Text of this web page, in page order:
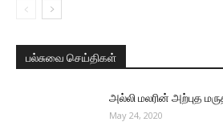
பல்சுவை செய்திகள்
அல்லி மலரின் அற்புத
May 24, 2020